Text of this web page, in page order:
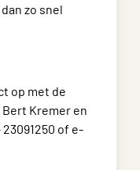
zo snel
op met de
Kremer en
of e-